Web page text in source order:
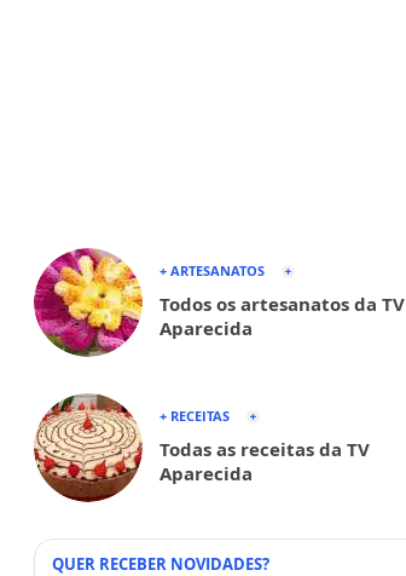
+ ARTESANATOS
Todos os artesanatos da TV
Aparecida
+ RECEITAS
Todas as receitas da TV
Aparecida
QUER RECEBER NOVIDADES?